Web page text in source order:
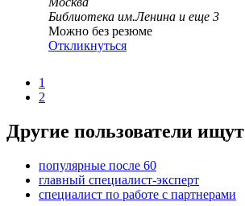
Библиотека им.Ленина и еще 3
Можно без резюме
Откликнуться
1
2
Другие пользователи ищут
популярные после 60
главный специалист-эксперт
специалист по работе с партнерами